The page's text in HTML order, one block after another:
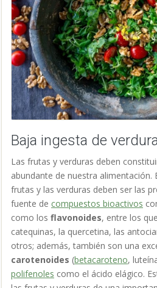
Baja ingesta de
Las frutas y verduras deben
abundante de nuestra alimentación.
frutas y las verduras deben ser las
fuente de compuestos bioactivos
como los flavonoides, entre los
catequinas, la quercetina, las
otros; además, también son una
carotenoides (betacaroteno,
polifenoles como el ácido elágico.